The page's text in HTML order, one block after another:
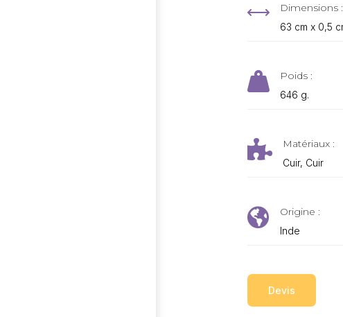
, Dimensions :
63 cm x 0,5
 Poids :
646 g.
 Matériaux :
Cuir, Cuir
 Origine :
Inde
Devis